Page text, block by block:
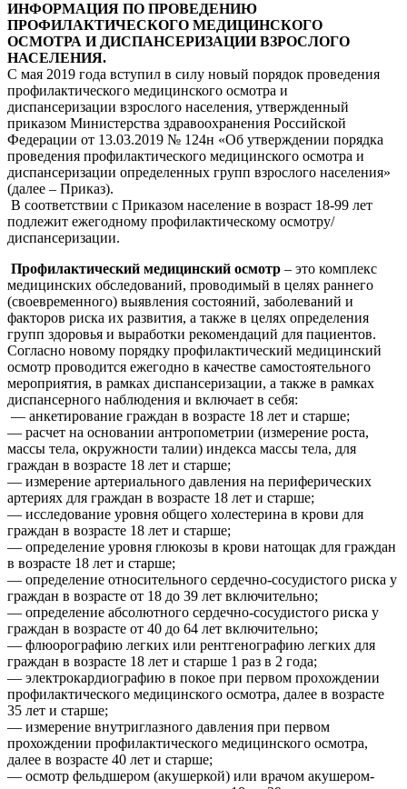
ИНФОРМАЦИЯ ПО ПРОВЕДЕНИЮ
ПРОФИЛАКТИЧЕСКОГО МЕДИЦИНСКОГО
ОСМОТРА И ДИСПАНСЕРИЗАЦИИ ВЗРОСЛОГО
НАСЕЛЕНИЯ.
С мая 2019 года вступил в силу новый порядок проведения
профилактического медицинского осмотра и
диспансеризации взрослого населения, утвержденный
приказом Министерства здравоохранения Российской
Федерации от 13.03.2019 № 124н «Об утверждении порядка
проведения профилактического медицинского осмотра и
диспансеризации определенных групп взрослого населения»
(далее – Приказ).
В соответствии с Приказом население в возраст 18-99 лет
подлежит ежегодному профилактическому осмотру/
диспансеризации.
Профилактический медицинский осмотр – это комплекс
медицинских обследований, проводимый в целях раннего
(своевременного) выявления состояний, заболеваний и
факторов риска их развития, а также в целях определения
групп здоровья и выработки рекомендаций для пациентов.
Согласно новому порядку профилактический медицинский
осмотр проводится ежегодно в качестве самостоятельного
мероприятия, в рамках диспансеризации, а также в рамках
диспансерного наблюдения и включает в себя:
— анкетирование граждан в возрасте 18 лет и старше;
— расчет на основании антропометрии (измерение роста,
массы тела, окружности талии) индекса массы тела, для
граждан в возрасте 18 лет и старше;
— измерение артериального давления на периферических
артериях для граждан в возрасте 18 лет и старше;
— исследование уровня общего холестерина в крови для
граждан в возрасте 18 лет и старше;
— определение уровня глюкозы в крови натощак для граждан
в возрасте 18 лет и старше;
— определение относительного сердечно-сосудистого риска у
граждан в возрасте от 18 до 39 лет включительно;
— определение абсолютного сердечно-сосудистого риска у
граждан в возрасте от 40 до 64 лет включительно;
— флюорографию легких или рентгенографию легких для
граждан в возрасте 18 лет и старше 1 раз в 2 года;
— электрокардиографию в покое при первом прохождении
профилактического медицинского осмотра, далее в возрасте
35 лет и старше;
— измерение внутриглазного давления при первом
прохождении профилактического медицинского осмотра,
далее в возрасте 40 лет и старше;
— осмотр фельдшером (акушеркой) или врачом акушером-